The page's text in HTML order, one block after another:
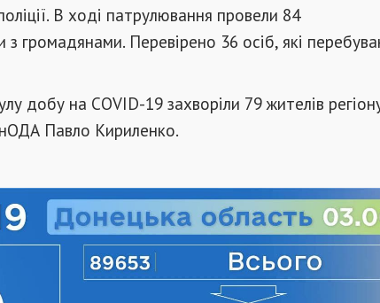
В ході патрулювання провели 84
з громадянами. Перевірено 36 осіб, які
добу на COVID-19 захворіли 79 жителів
Павло Кириленко.